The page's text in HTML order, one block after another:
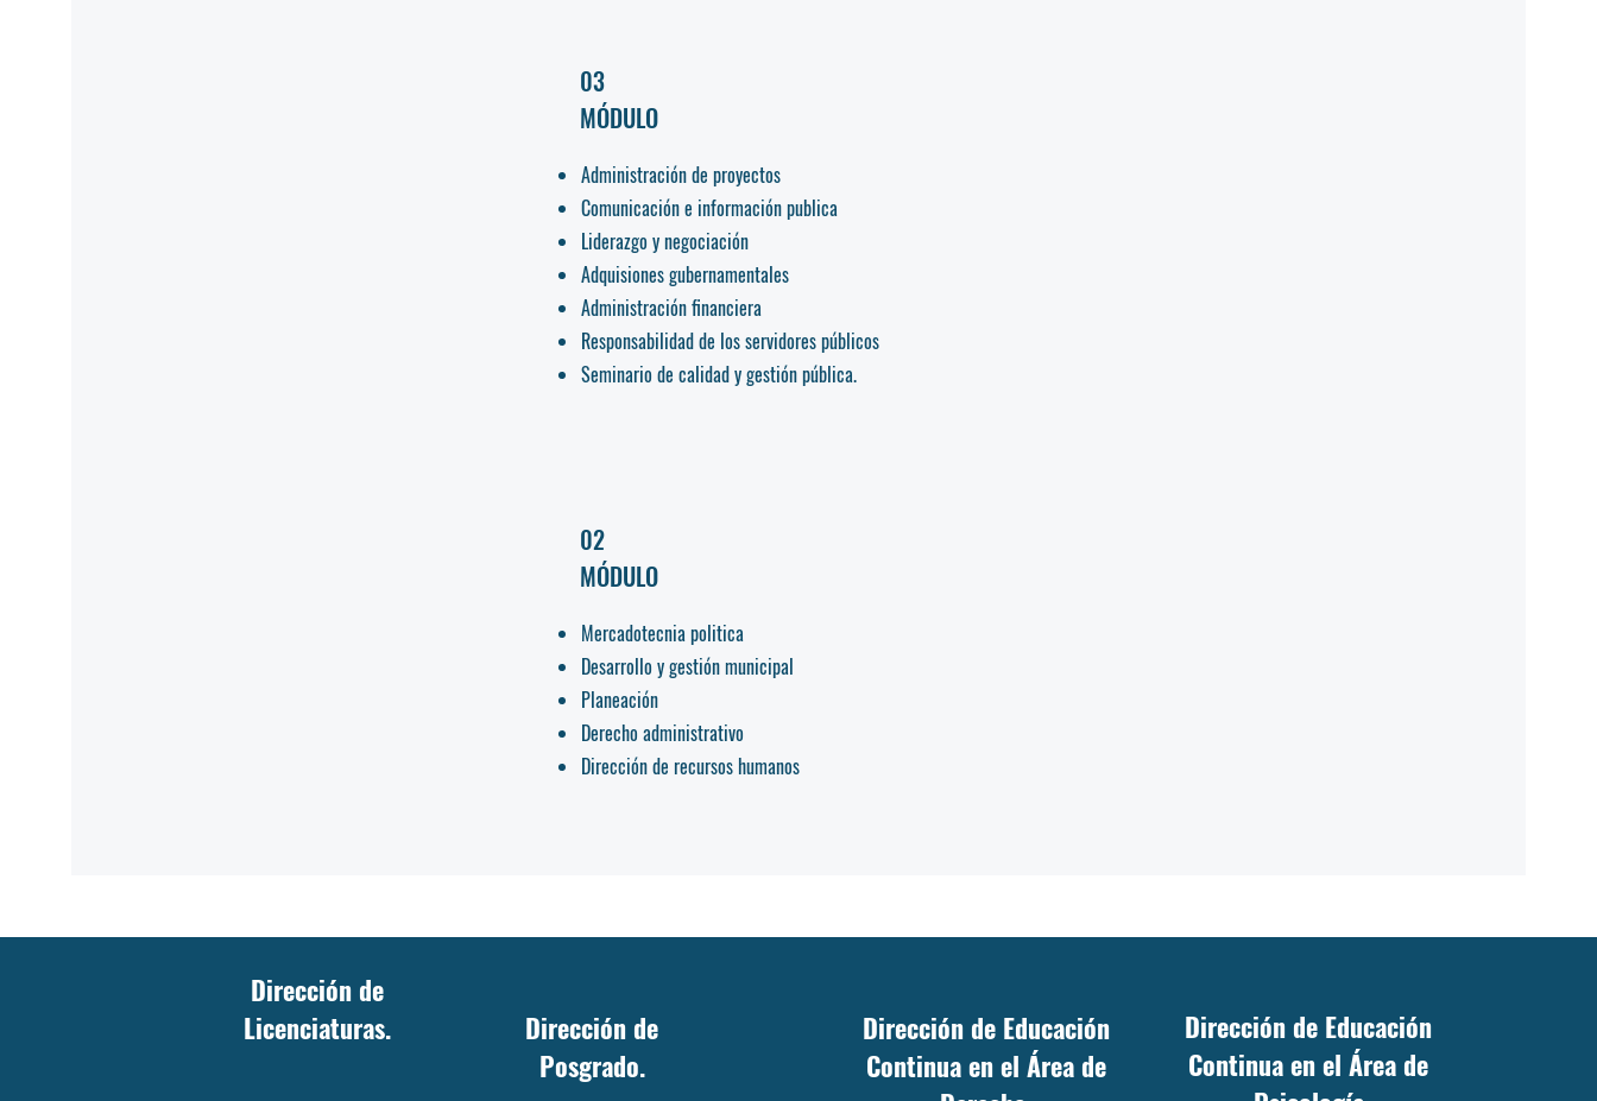
03
MÓDULO
Administración de proyectos
Comunicación e información publica
Liderazgo y negociación
Adquisiones gubernamentales
Administración financiera
Responsabilidad de los servidores públicos
Seminario de calidad y gestión pública.
02
MÓDULO
Mercadotecnia politica
Desarrollo y gestión municipal
Planeación
Derecho administrativo
Dirección de recursos humanos
Dirección de
Licenciaturas.
Dirección de
Posgrado.
Dirección de Educación
Continua en el Área de
Dirección de Educación
Continua en el Área de